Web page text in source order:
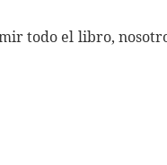
todo el libro,